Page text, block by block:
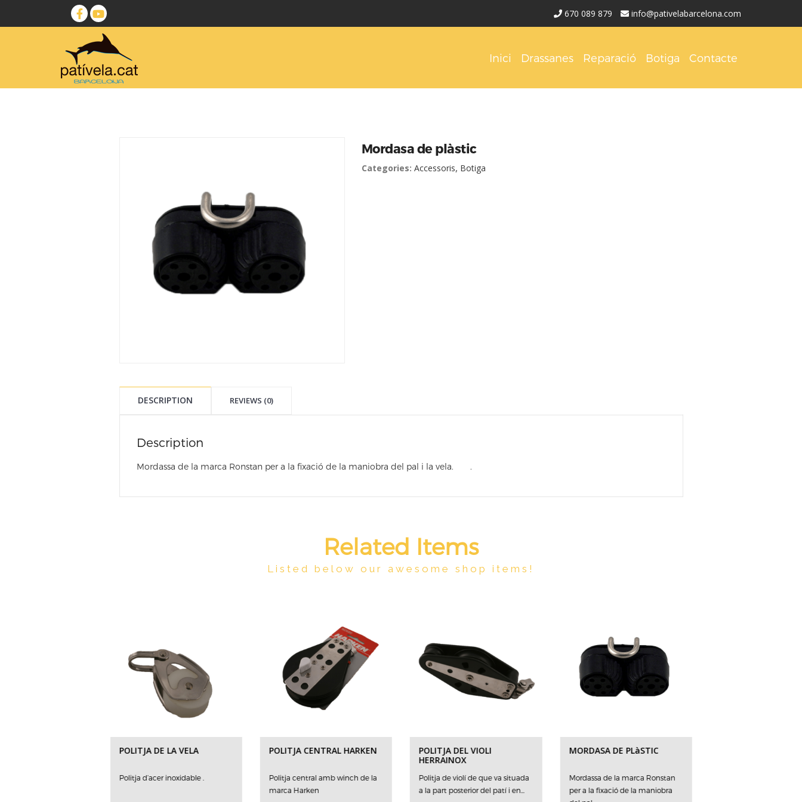
670 089 879 info@pativelabarcelona.com
Inici Drassanes Reparació Botiga Contacte
Mordasa de plàstic
Categories: Accessoris, Botiga
DESCRIPTION REVIEWS (0)
Description
Mordassa de la marca Ronstan per a la fixació de la maniobra del pal i la vela. .
Related Items
Listed below our awesome shop items!
POLITJA DE LA VELA
Politja d’acer inoxidable .
POLITJA CENTRAL HARKEN
Politja central amb winch de la
marca Harken
POLITJA DEL VIOLI
HERRAINOX
Politja de violí de que va situada
a la part posterior del patí i en...
MORDASA DE PLàSTIC
Mordassa de la marca Ronstan
per a la fixació de la maniobra